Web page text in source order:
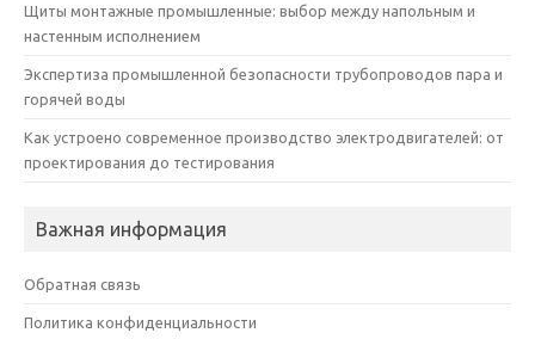
Щиты монтажные промышленные: выбор между напольным и
настенным исполнением
Экспертиза промышленной безопасности трубопроводов пара и
горячей воды
Как устроено современное производство электродвигателей: от
проектирования до тестирования
Важная информация
Обратная связь
Политика конфиденциальности